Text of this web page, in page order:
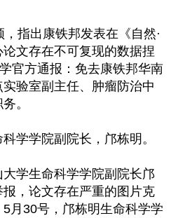
指出康铁邦发表在《自然·
文存在不可复现的数据捏
官方通报：免去康铁邦华南
验室副主任、肿瘤防治中
。
学学院副院长，邝栋明。
学生命科学学院副院长邝
，论文存在严重的图片克
月30号，邝栋明生命科学学